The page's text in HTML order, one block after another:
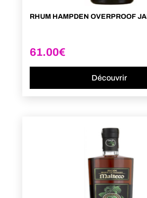
RHUM HAMPDEN OVERPROOF
61.00€
Découvrir